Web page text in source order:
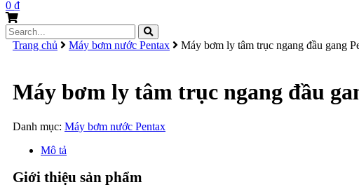
0 ₫
Search
for:Trang chủ Máy bơm nước Pentax Máy bơm ly tâm trục ngang đầu gang
Máy bơm ly tâm trục ngang đầu
Danh mục: Máy bơm nước Pentax
Mô tả
Giới thiệu sản phẩm